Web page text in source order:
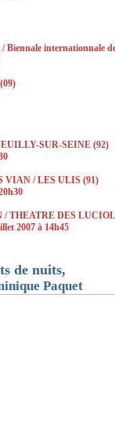
internationnale
SUR-SEINE (92)
VIAN / LES ULIS (91)
/ THEATRE DES
2007 à 14h45
de nuits,
Paquet